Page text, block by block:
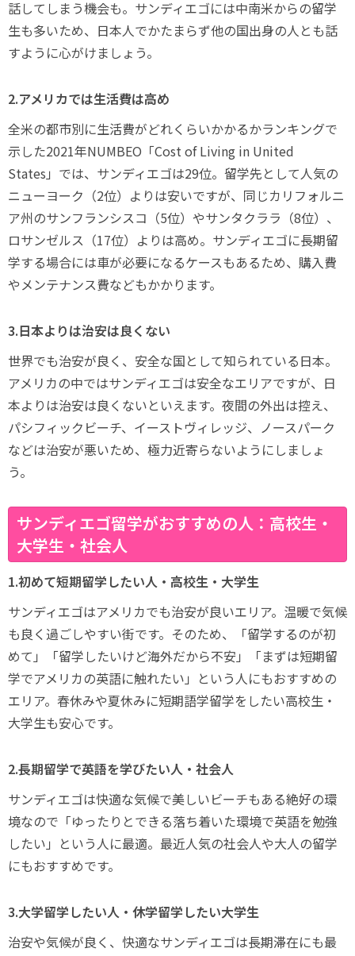
話してしまう機会も。サンディエゴには中南米からの留学
生も多いため、日本人でかたまらず他の国出身の人とも話
すように心がけましょう。
2.アメリカでは生活費は高め
全米の都市別に生活費がどれくらいかかるかランキングで
示した2021年NUMBEO「Cost of Living in United
States」では、サンディエゴは29位。留学先として人気の
ニューヨーク（2位）よりは安いですが、同じカリフォルニ
ア州のサンフランシスコ（5位）やサンタクララ（8位）、
ロサンゼルス（17位）よりは高め。サンディエゴに長期留
学する場合には車が必要になるケースもあるため、購入費
やメンテナンス費などもかかります。
3.日本よりは治安は良くない
世界でも治安が良く、安全な国として知られている日本。
アメリカの中ではサンディエゴは安全なエリアですが、日
本よりは治安は良くないといえます。夜間の外出は控え、
パシフィックビーチ、イーストヴィレッジ、ノースパーク
などは治安が悪いため、極力近寄らないようにしましょ
う。
サンディエゴ留学がおすすめの人：高校生・
大学生・社会人
1.初めて短期留学したい人・高校生・大学生
サンディエゴはアメリカでも治安が良いエリア。温暖で気候
も良く過ごしやすい街です。そのため、「留学するのが初
めて」「留学したいけど海外だから不安」「まずは短期留
学でアメリカの英語に触れたい」という人にもおすすめの
エリア。春休みや夏休みに短期語学留学をしたい高校生・
大学生も安心です。
2.長期留学で英語を学びたい人・社会人
サンディエゴは快適な気候で美しいビーチもある絶好の環
境なので「ゆったりとできる落ち着いた環境で英語を勉強
したい」という人に最適。最近人気の社会人や大人の留学
にもおすすめです。
3.大学留学したい人・休学留学したい大学生
治安や気候が良く、快適なサンディエゴは長期滞在にも最